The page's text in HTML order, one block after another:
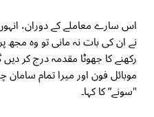
اس سارے معاملے کے دوران،
نے ان کی بات نہ مانی تو وہ مجھ
رکھنے کا جھوٹا مقدمہ درج کر دیں
موبائل فون اور میرا تمام
"سونے” کا کہا۔